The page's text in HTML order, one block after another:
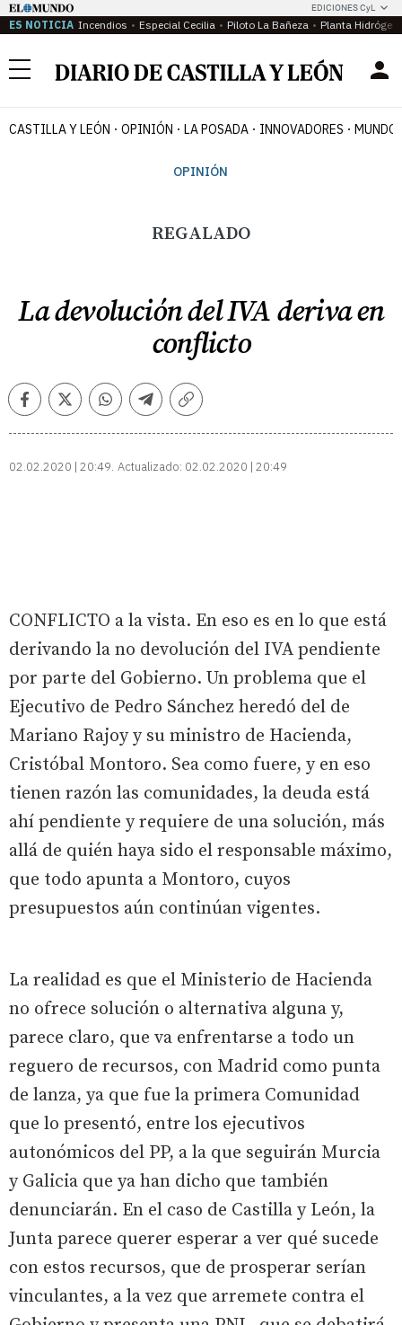
EDICIONES CyL
ES NOTICIA Incendios Especial Cecilia Piloto La Bañeza Planta
Menú
CASTILLA Y LEÓN OPINIÓN LA POSADA INNOVADORES MUNDO
OPINIÓN
REGALADO
La devolución del IVA deriva en
conflicto
FacebookTwitterWhatsappTelegramCopiar
02.02.2020 | 20:49 Actualizado: 02.02.2020 | 20:49
CONFLICTO a la vista. En eso es en lo que está
derivando la no devolución del IVA pendiente
por parte del Gobierno. Un problema que el
Ejecutivo de Pedro Sánchez heredó del de
Mariano Rajoy y su ministro de Hacienda,
Cristóbal Montoro. Sea como fuere, y en eso
tienen razón las comunidades, la deuda está
ahí pendiente y requiere de una solución, más
allá de quién haya sido el responsable máximo,
que todo apunta a Montoro, cuyos
presupuestos aún continúan vigentes.
La realidad es que el Ministerio de Hacienda
no ofrece solución o alternativa alguna y,
parece claro, que va enfrentarse a todo un
reguero de recursos, con Madrid como punta
de lanza, ya que fue la primera Comunidad
que lo presentó, entre los ejecutivos
autonómicos del PP, a la que seguirán Murcia
y Galicia que ya han dicho que también
denunciarán. En el caso de Castilla y León, la
Junta parece querer esperar a ver qué sucede
con estos recursos, que de prosperar serían
vinculantes, a la vez que arremete contra el